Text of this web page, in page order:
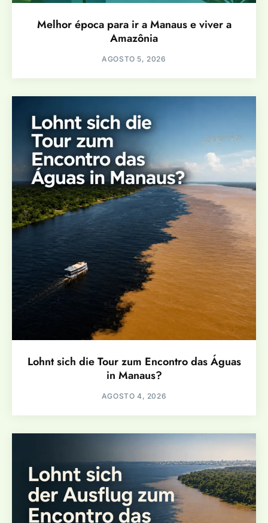
Melhor época para ir a Manaus e viver a
Amazônia
AGOSTO 5, 2026
Lohnt sich die Tour zum Encontro das Águas
in Manaus?
AGOSTO 4, 2026